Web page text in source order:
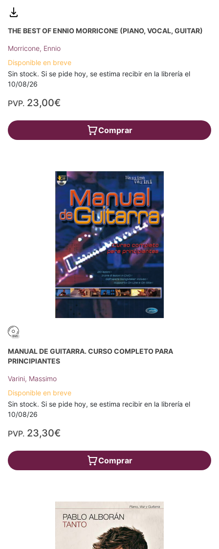
THE BEST OF ENNIO MORRICONE (PIANO, VOCAL, GUITAR)
Morricone, Ennio
Disponible en breve
Sin stock. Si se pide hoy, se estima recibir en la librería el
10/08/26
PVP. 23,00€
Comprar
MANUAL DE GUITARRA. CURSO COMPLETO PARA
PRINCIPIANTES
Varini, Massimo
Disponible en breve
Sin stock. Si se pide hoy, se estima recibir en la librería el
10/08/26
PVP. 23,30€
Comprar